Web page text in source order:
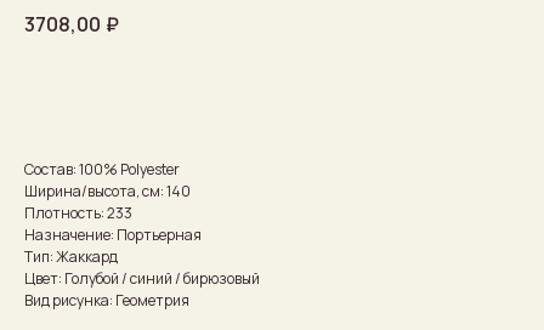
3708,00 ₽
Состав: 100% Polyester
Ширина/высота, см: 140
Плотность: 233
Назначение: Портьерная
Тип: Жаккард
Цвет: Голубой / синий / бирюзовый
Вид рисунка: Геометрия